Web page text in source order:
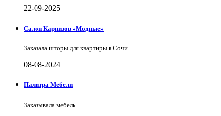
22-09-2025
Салон Карнизов «Модные»
Заказала шторы для квартиры в Сочи
08-08-2024
Палитра Мебели
Заказывала мебель